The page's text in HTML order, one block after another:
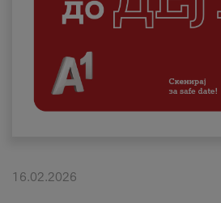
Поддршка
Надополни кредит
Плати сметка
#ПодобарОнлајн
16.02.2026